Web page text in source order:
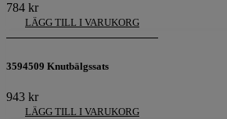
784 kr
LÄGG TILL I VARUKORG
3594509 Knutbälgssats
943 kr
LÄGG TILL I VARUKORG